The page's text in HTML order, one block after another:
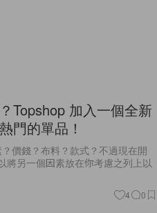
Topshop 加入一個全新
門的單品！
價錢？布料？款式？不過現在開
將另一個因素放在你考慮之列上以
4 0